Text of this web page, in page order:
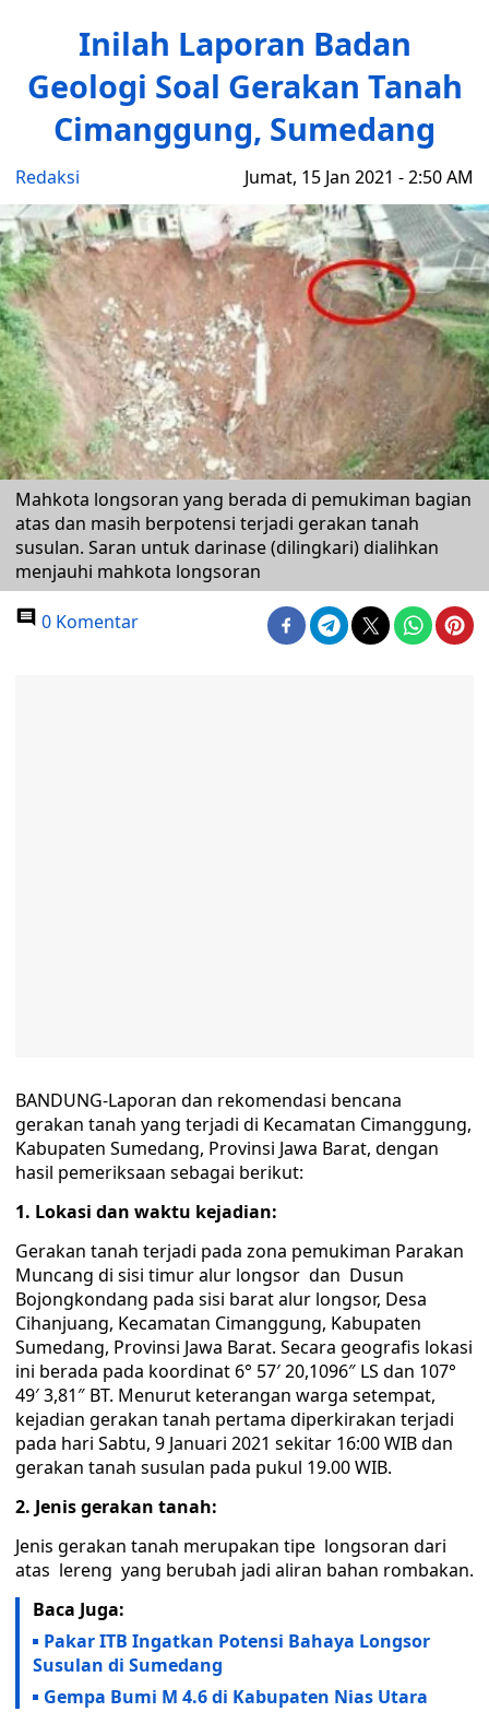
Inilah Laporan Badan
Geologi Soal Gerakan Tanah
Cimanggung, Sumedang
Redaksi Jumat, 15 Jan 2021 - 2:50 AM
Mahkota longsoran yang berada di pemukiman bagian
atas dan masih berpotensi terjadi gerakan tanah
susulan. Saran untuk darinase (dilingkari) dialihkan
menjauhi mahkota longsoran
0 Komentar
BANDUNG-Laporan dan rekomendasi bencana
gerakan tanah yang terjadi di Kecamatan Cimanggung,
Kabupaten Sumedang, Provinsi Jawa Barat, dengan
hasil pemeriksaan sebagai berikut:
1. Lokasi dan waktu kejadian:
Gerakan tanah terjadi pada zona pemukiman Parakan
Muncang di sisi timur alur longsor dan Dusun
Bojongkondang pada sisi barat alur longsor, Desa
Cihanjuang, Kecamatan Cimanggung, Kabupaten
Sumedang, Provinsi Jawa Barat. Secara geografis lokasi
ini berada pada koordinat 6° 57′ 20,1096″ LS dan 107°
49′ 3,81″ BT. Menurut keterangan warga setempat,
kejadian gerakan tanah pertama diperkirakan terjadi
pada hari Sabtu, 9 Januari 2021 sekitar 16:00 WIB dan
gerakan tanah susulan pada pukul 19.00 WIB.
2. Jenis gerakan tanah:
Jenis gerakan tanah merupakan tipe longsoran dari
atas lereng yang berubah jadi aliran bahan rombakan.
Baca Juga:
Pakar ITB Ingatkan Potensi Bahaya Longsor
Susulan di Sumedang
Gempa Bumi M 4.6 di Kabupaten Nias Utara